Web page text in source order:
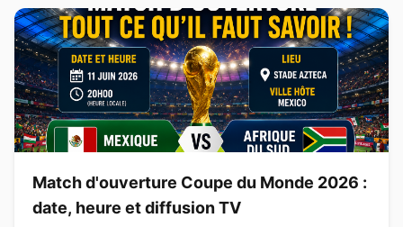
Match d'ouverture Coupe du Monde 2026 :
date, heure et diffusion TV